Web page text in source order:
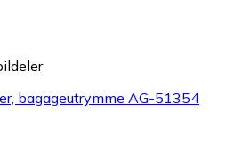
bagageutrymme AG-51354